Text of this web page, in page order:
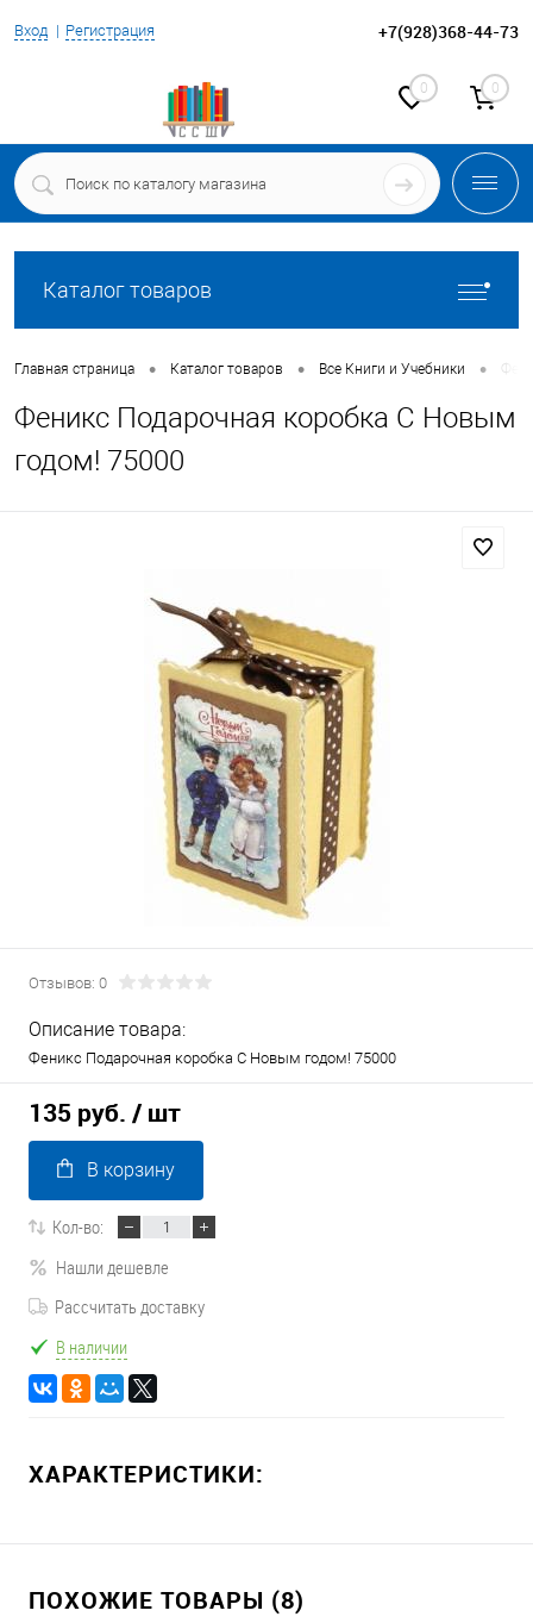
Вход Регистрация +7(928)368-44-73
0 0
Каталог товаров
Главная страница • Каталог товаров • Все Книги и Учебники •
Феникс Подарочная коробка С Новым
годом! 75000
Отзывов: 0
Описание товара:
Феникс Подарочная коробка С Новым годом! 75000
135 руб. / шт
В корзину
Кол-во:
Нашли дешевле
Рассчитать доставку
В наличии
ХАРАКТЕРИСТИКИ:
ПОХОЖИЕ ТОВАРЫ (8)